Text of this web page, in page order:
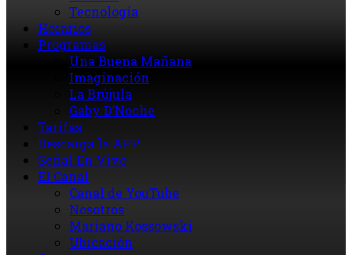
Tecnología
Horarios
Programas
Una Buena Mañana
Imaginación
La Brújula
Gaby D’Noche
Tarifas
Descarga la APP
Señal En Vivo
El Canal
Canal de YouTube
Nosotros
Mariano Kossowski
Ubicación